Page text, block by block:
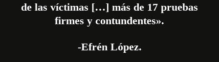
de las víctimas […] más de 17 pruebas
firmes y contundentes».
-Efrén López.